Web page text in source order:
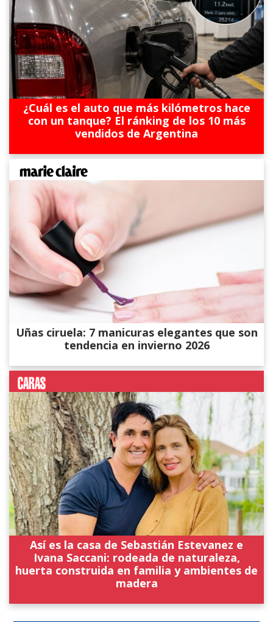
¿Cuál es el auto que más kilómetros hace
con un tanque? El ránking de los 10 más
vendidos de Argentina
Uñas ciruela: 7 manicuras elegantes que son
tendencia en invierno 2026
Así es la casa de Sebastián Estevanez e
Ivana Saccani: rodeada de naturaleza,
huerta construida en familia y ambientes de
madera